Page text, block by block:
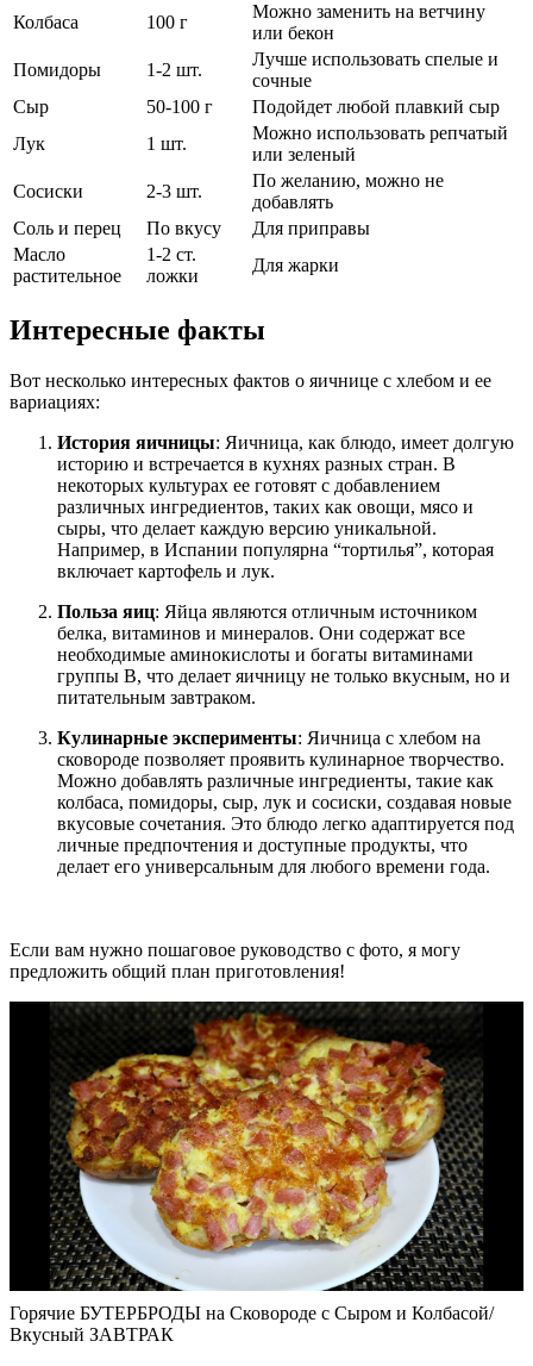
Колбаса
100 г
Можно заменить на ветчину
или бекон
Помидоры
1-2 шт.
Лучше использовать спелые и
сочные
Сыр
50-100 г
Подойдет любой плавкий сыр
Лук
1 шт.
Можно использовать репчатый
или зеленый
Сосиски
2-3 шт.
По желанию, можно не
добавлять
Соль и перец
По вкусу
Для приправы
Масло
растительное
1-2 ст.
ложки
Для жарки
Интересные факты
Вот несколько интересных фактов о яичнице с хлебом и ее
вариациях:
История яичницы: Яичница, как блюдо, имеет долгую
историю и встречается в кухнях разных стран. В
некоторых культурах ее готовят с добавлением
различных ингредиентов, таких как овощи, мясо и
сыры, что делает каждую версию уникальной.
Например, в Испании популярна “тортилья”, которая
включает картофель и лук.
Польза яиц: Яйца являются отличным источником
белка, витаминов и минералов. Они содержат все
необходимые аминокислоты и богаты витаминами
группы B, что делает яичницу не только вкусным, но и
питательным завтраком.
Кулинарные эксперименты: Яичница с хлебом на
сковороде позволяет проявить кулинарное творчество.
Можно добавлять различные ингредиенты, такие как
колбаса, помидоры, сыр, лук и сосиски, создавая новые
вкусовые сочетания. Это блюдо легко адаптируется под
личные предпочтения и доступные продукты, что
делает его универсальным для любого времени года.
Если вам нужно пошаговое руководство с фото, я могу
предложить общий план приготовления!
Горячие БУТЕРБРОДЫ на Сковороде с Сыром и Колбасой/
Вкусный ЗАВТРАК